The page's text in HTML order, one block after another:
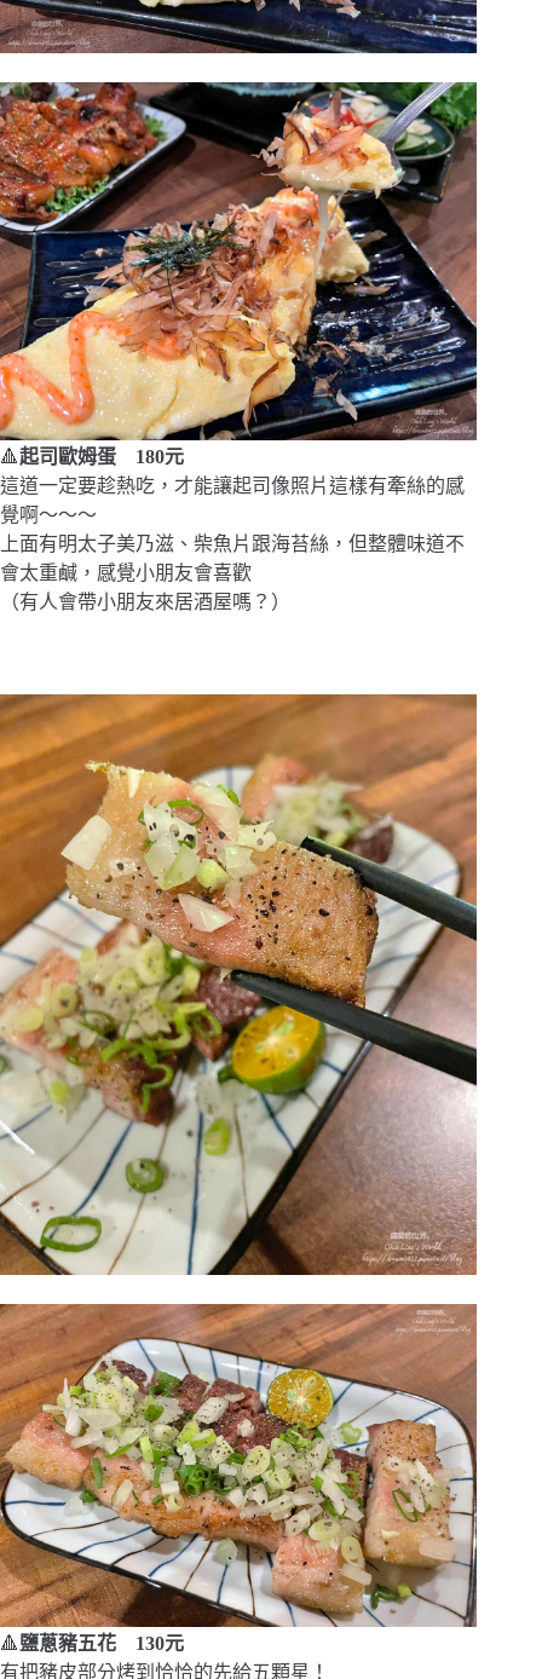
🔺起司歐姆蛋 180元
這道一定要趁熱吃，才能讓起司像照片這樣有牽絲的感
覺啊～～～
上面有明太子美乃滋、柴魚片跟海苔絲，但整體味道不
會太重鹹，感覺小朋友會喜歡
（有人會帶小朋友來居酒屋嗎？）
🔺鹽蔥豬五花 130元
有把豬皮部分烤到恰恰的先給五顆星！